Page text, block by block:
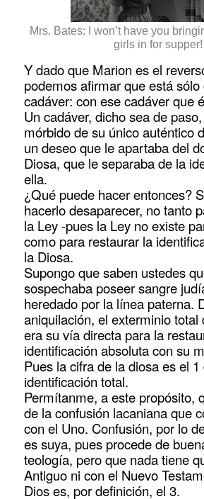
Mrs. Bates: I won’t have you
girls in for supper!
Y dado que Marion es el
podemos afirmar que está sólo
cadáver: con ese cadáver que
Un cadáver, dicho sea de
mórbido de su único auténtico
un deseo que le apartaba del
Diosa, que le separaba de la
ella.
¿Qué puede hacer entonces?
hacerlo desaparecer, no tanto
la Ley -pues la Ley no existe
como para restaurar la
la Diosa.
Supongo que saben ustedes
sospechaba poseer sangre
heredado por la línea paterna.
aniquilación, el exterminio total
era su vía directa para la
identificación absoluta con su
Pues la cifra de la diosa es el 1
identificación total.
Permítanme, a este propósito,
de la confusión lacaniana que
con el Uno. Confusión, por lo
es suya, pues procede de
teología, pero que nada tiene
Antiguo ni con el Nuevo
Dios es, por definición, el 3.